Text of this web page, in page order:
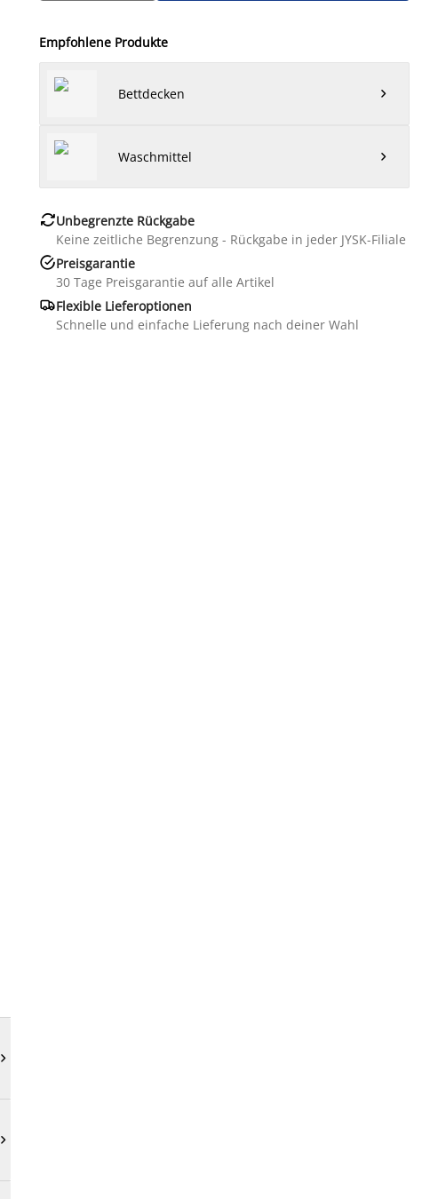


Empfohlene Produkte
Bettdecken 
Waschmittel 
Unbegrenzte Rückgabe
Keine zeitliche Begrenzung - Rückgabe in jeder JYSK-Filiale
Preisgarantie
30 Tage Preisgarantie auf alle Artikel
Flexible Lieferoptionen
Schnelle und einfache Lieferung nach deiner Wahl